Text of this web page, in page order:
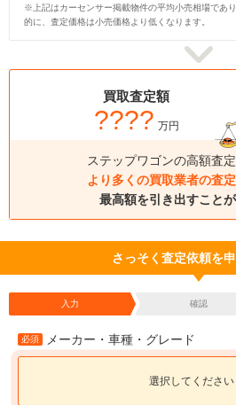
※上記はカーセンサー掲載物件の平均小売相場であ
的に、査定価格は小売価格より低くなります。
買取査定額
???? 万円
ステップワゴンの高額査定
より多くの買取業者の査定
最高額を引き出すことが
さっそく査定依頼を
入力 確認
必須 メーカー・車種・グレード
選択してください